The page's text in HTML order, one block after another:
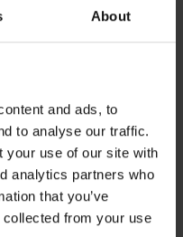
About
and ads, to
to analyse our traffic.
your use of our site with
analytics partners who
that you’ve
collected from your use
11,59 €KodGET20